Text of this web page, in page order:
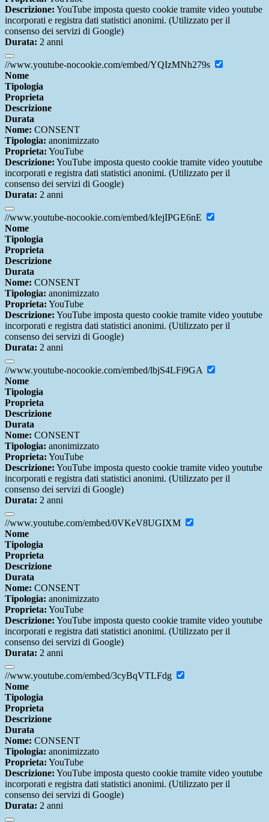
Descrizione: YouTube imposta questo cookie tramite video youtube
incorporati e registra dati statistici anonimi. (Utilizzato per il
consenso dei servizi di Google)
Durata: 2 anni
//www.youtube-nocookie.com/embed/YQIzMNh279s
Nome
Tipologia
Proprieta
Descrizione
Durata
Nome: CONSENT
Tipologia: anonimizzato
Proprieta: YouTube
Descrizione: YouTube imposta questo cookie tramite video youtube
incorporati e registra dati statistici anonimi. (Utilizzato per il
consenso dei servizi di Google)
Durata: 2 anni
//www.youtube-nocookie.com/embed/kIejIPGE6nE
Nome
Tipologia
Proprieta
Descrizione
Durata
Nome: CONSENT
Tipologia: anonimizzato
Proprieta: YouTube
Descrizione: YouTube imposta questo cookie tramite video youtube
incorporati e registra dati statistici anonimi. (Utilizzato per il
consenso dei servizi di Google)
Durata: 2 anni
//www.youtube-nocookie.com/embed/lbjS4LFi9GA
Nome
Tipologia
Proprieta
Descrizione
Durata
Nome: CONSENT
Tipologia: anonimizzato
Proprieta: YouTube
Descrizione: YouTube imposta questo cookie tramite video youtube
incorporati e registra dati statistici anonimi. (Utilizzato per il
consenso dei servizi di Google)
Durata: 2 anni
//www.youtube.com/embed/0VKeV8UGIXM
Nome
Tipologia
Proprieta
Descrizione
Durata
Nome: CONSENT
Tipologia: anonimizzato
Proprieta: YouTube
Descrizione: YouTube imposta questo cookie tramite video youtube
incorporati e registra dati statistici anonimi. (Utilizzato per il
consenso dei servizi di Google)
Durata: 2 anni
//www.youtube.com/embed/3cyBqVTLFdg
Nome
Tipologia
Proprieta
Descrizione
Durata
Nome: CONSENT
Tipologia: anonimizzato
Proprieta: YouTube
Descrizione: YouTube imposta questo cookie tramite video youtube
incorporati e registra dati statistici anonimi. (Utilizzato per il
consenso dei servizi di Google)
Durata: 2 anni